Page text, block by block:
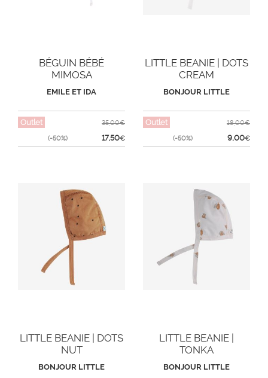
BÉGUIN BÉBÉ
MIMOSA
EMILE ET IDA
Outlet
(-50%)
35,00€
17,50€
LITTLE BEANIE | DOTS
CREAM
BONJOUR LITTLE
Outlet
(-50%)
18,00€
9,00€
LITTLE BEANIE | DOTS
NUT
BONJOUR LITTLE
LITTLE BEANIE |
TONKA
BONJOUR LITTLE